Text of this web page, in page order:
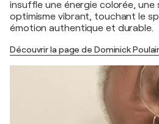
insuffle une énergie colorée,
optimisme vibrant, touchant le
émotion authentique et durable.
Découvrir la page de Dominick